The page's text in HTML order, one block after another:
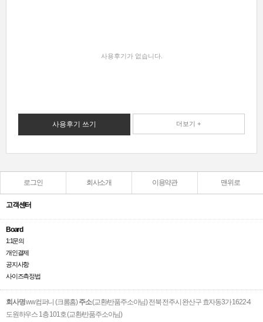
사용후기가 없습니다.
사용후기 쓰기 더보기 +
로그인 회사소개 이용약관 맨위로
고객센터
Board
1:1문의
개인결제
공지사항
사이즈측정법
회사명ww컴퍼니 (크롬홈) 주소(교환/반품주소아님) 전북 전주시 완산구 효자동3가 1622-4
도원하우스 1층 101호 (교환/반품주소아님)